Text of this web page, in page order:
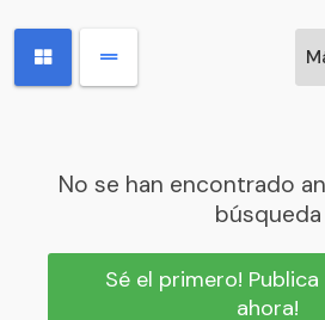
No se han encontrado
búsqueda
Sé el primero!
ahora!